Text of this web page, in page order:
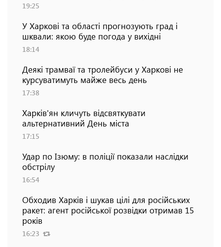
19:25
У Харкові та області прогнозують град і
шквали: якою буде погода у вихідні
18:14
Деякі трамваї та тролейбуси у Харкові не
курсуватимуть майже весь день
17:38
Харків'ян кличуть відсвяткувати
альтернативний День міста
17:15
Удар по Ізюму: в поліції показали наслідки
обстрілу
16:54
Обходив Харків і шукав цілі для російських
ракет: агент російської розвідки отримав 15
років
16:23